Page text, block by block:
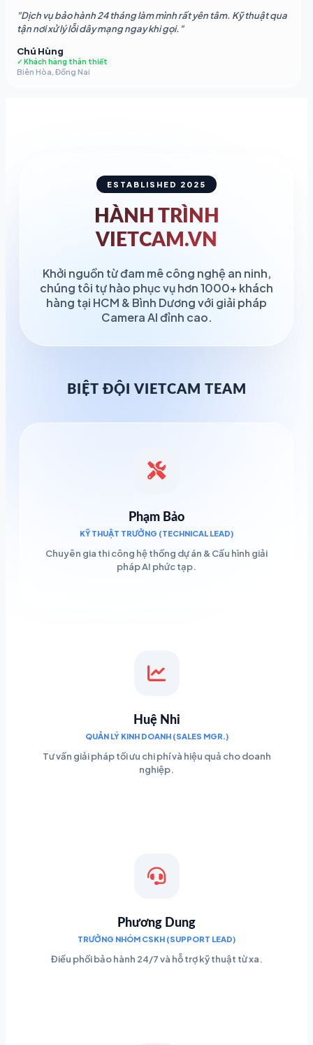
"Dịch vụ bảo hành 24 tháng làm mình rất yên tâm. Kỹ thuật qua
tận nơi xử lý lỗi dây mạng ngay khi gọi."
Chú Hùng
✓ Khách hàng thân thiết
Biên Hòa, Đồng Nai
ESTABLISHED 2025
HÀNH TRÌNH
VIETCAM.VN
Khởi nguồn từ đam mê công nghệ an ninh,
chúng tôi tự hào phục vụ hơn 1000+ khách
hàng tại HCM & Bình Dương với giải pháp
Camera AI đỉnh cao.
BIỆT ĐỘI VIETCAM TEAM
Phạm Bảo
KỸ THUẬT TRƯỞNG (TECHNICAL LEAD)
Chuyên gia thi công hệ thống dự án & Cấu hình giải
pháp AI phức tạp.
Huệ Nhi
QUẢN LÝ KINH DOANH (SALES MGR.)
Tư vấn giải pháp tối ưu chi phí và hiệu quả cho doanh
nghiệp.
Phương Dung
TRƯỞNG NHÓM CSKH (SUPPORT LEAD)
Điều phối bảo hành 24/7 và hỗ trợ kỹ thuật từ xa.